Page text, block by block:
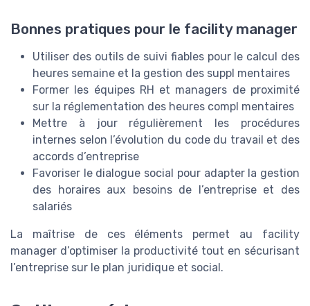
Bonnes pratiques pour le facility manager
Utiliser des outils de suivi fiables pour le calcul des
heures semaine et la gestion des suppl mentaires
Former les équipes RH et managers de proximité
sur la réglementation des heures compl mentaires
Mettre à jour régulièrement les procédures
internes selon l’évolution du code du travail et des
accords d’entreprise
Favoriser le dialogue social pour adapter la gestion
des horaires aux besoins de l’entreprise et des
salariés
La maîtrise de ces éléments permet au facility
manager d’optimiser la productivité tout en sécurisant
l’entreprise sur le plan juridique et social.